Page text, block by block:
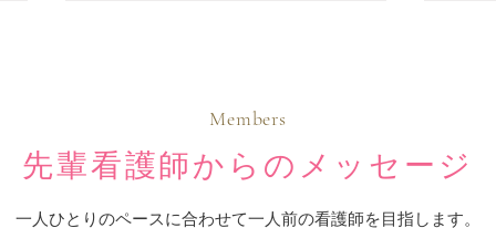
院
Members
先輩看護師からのメッセージ
一人ひとりのペースに合わせて一人前の看護師を目指します。​